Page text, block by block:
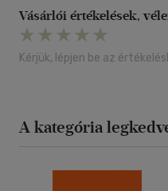
Vásárlói értékelések,
Kérjük, lépjen be az
A kategória